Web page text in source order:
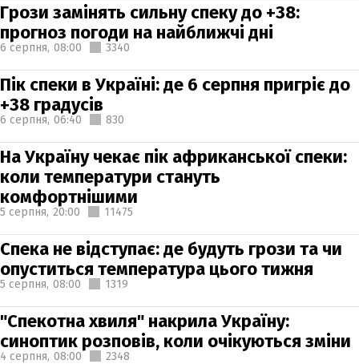
Грози замінять сильну спеку до +38:
прогноз погоди на найближчі дні
6 серпня, 08:00 3340
Пік спеки в Україні: де 6 серпня пригріє до
+38 градусів
6 серпня, 06:40 830
На Україну чекає пік африканської спеки:
коли температури стануть
комфортнішими
5 серпня, 20:00 11475
Спека не відступає: де будуть грози та чи
опуститься температура цього тижня
5 серпня, 08:00 1319
"Спекотна хвиля" накрила Україну:
синоптик розповів, коли очікуються зміни
4 серпня, 08:00 2348